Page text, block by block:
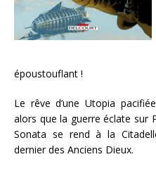
époustouflant !
Le rêve d’une Utopia
alors que la guerre éclate sur
Sonata se rend à la
dernier des Anciens Dieux.